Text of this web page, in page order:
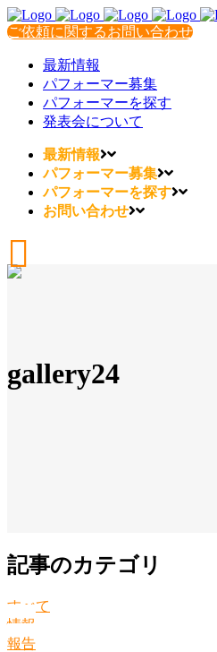
ご依頼に関するお問い合わせ
最新情報
パフォーマー募集
パフォーマーを探す
発表会について
最新情報
パフォーマー募集
パフォーマーを探す
お問い合わせ
gallery24
記事のカテゴリ
すべて
情報
報告